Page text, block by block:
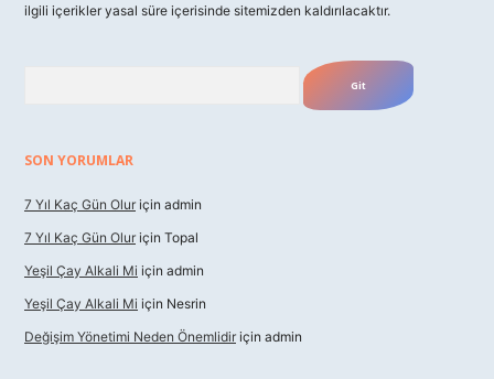
ilgili içerikler yasal süre içerisinde sitemizden kaldırılacaktır.
SON YORUMLAR
7 Yıl Kaç Gün Olur için admin
7 Yıl Kaç Gün Olur için Topal
Yeşil Çay Alkali Mi için admin
Yeşil Çay Alkali Mi için Nesrin
Değişim Yönetimi Neden Önemlidir için admin